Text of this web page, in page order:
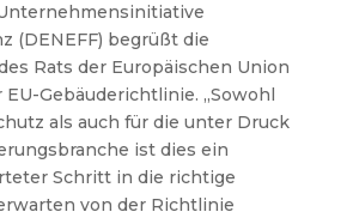
(DENEFF) begrüßt die
Rats der Europäischen Union
EU-Gebäuderichtlinie. „Sowohl
als auch für die unter Druck
ist dies ein
Schritt in die richtige
von der Richtlinie